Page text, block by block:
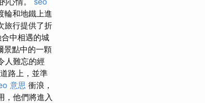
輪和地鐵上進
旅行提供了折
中相遇的城
景點中的一顆
人難忘的經
路上，並準
意思 衝浪，
，他們將進入